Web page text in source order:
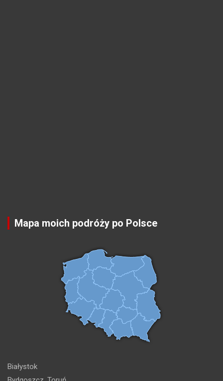
Mapa moich podróży po Polsce
Białystok